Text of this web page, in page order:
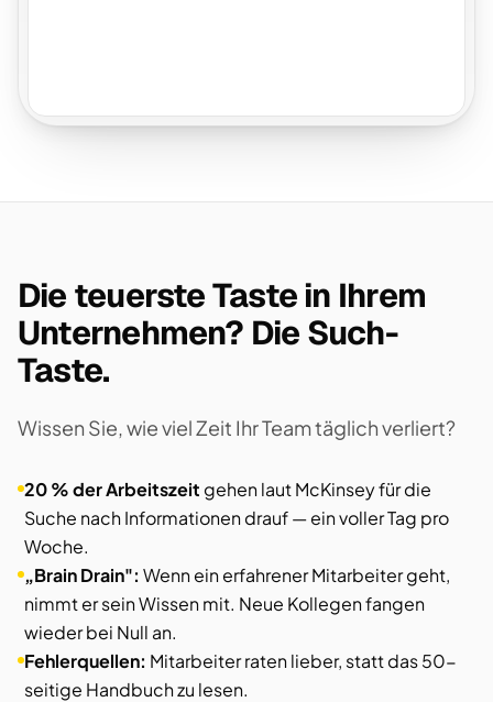
Die teuerste Taste in Ihrem
Unternehmen? Die Such-
Taste.
Wissen Sie, wie viel Zeit Ihr Team täglich verliert?
20 % der Arbeitszeitgehen laut McKinsey für die
Suche nach Informationen drauf — ein voller Tag pro
Woche.
„Brain Drain": Wenn ein erfahrener Mitarbeiter geht,
nimmt er sein Wissen mit. Neue Kollegen fangen
wieder bei Null an.
Fehlerquellen: Mitarbeiter raten lieber, statt das 50-
seitige Handbuch zu lesen.